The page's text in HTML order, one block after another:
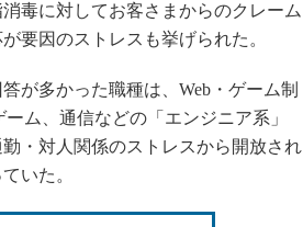
毒に対してお客さまからのクレーム
要因のストレスも挙げられた。
が多かった職種は、Web・ゲーム制
ム、通信などの「エンジニア系」
・対人関係のストレスから開放され
いた。